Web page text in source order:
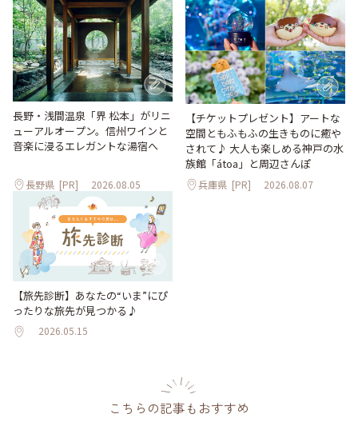
長野・浅間温泉「界 松本」がリニ
ューアルオープン。信州ワインと
音楽に浸るエレガントな湯宿へ
長野県 [PR] 2026.08.05
【チケットプレゼント】アートな
空間ともふもふの生きものに癒や
されて♪ 大人も楽しめる神戸の水
族館「átoa」と周辺さんぽ
兵庫県 [PR] 2026.08.07
【旅先診断】あなたの“いま”にぴ
ったりな旅先が見つかる♪
2026.05.15
こちらの記事もおすすめ